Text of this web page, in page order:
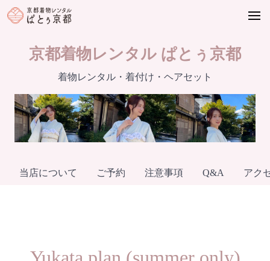
Skip
京都着物レンタル ぱとぅ京都
着物レンタル・着付け・ヘアセット
当店について ご予約 注意事項 Q&A アク